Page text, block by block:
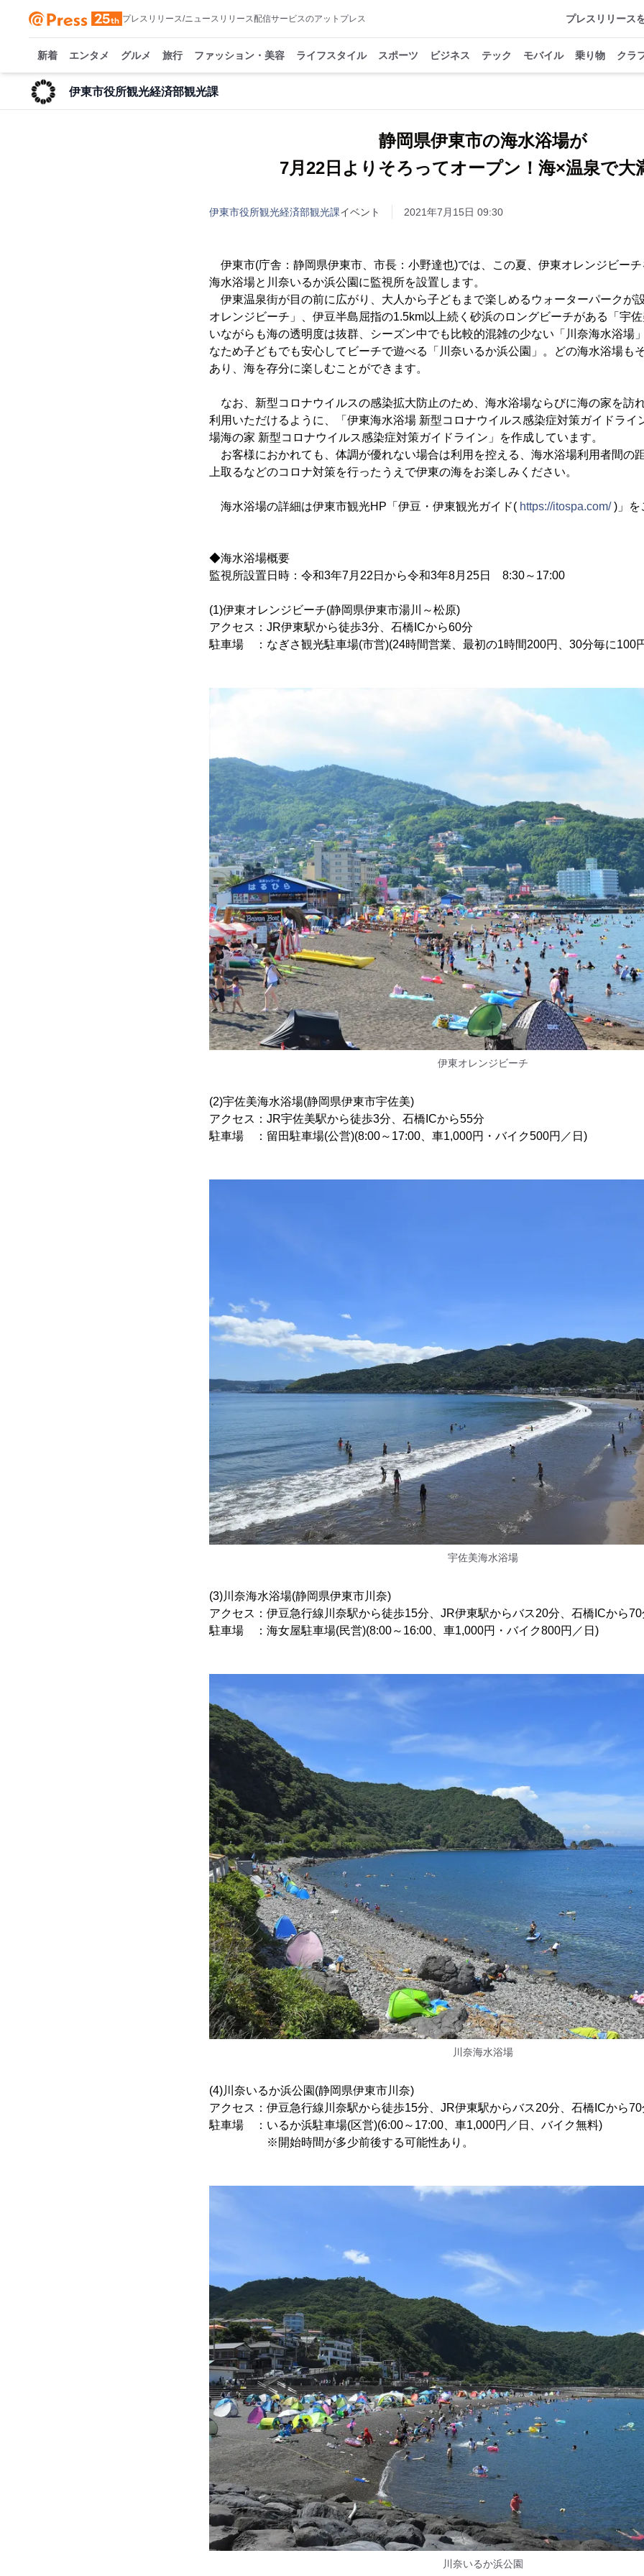
プレスリリース/ニュースリリース配信サービスのアットプレス プレスリリース
新着 エンタメ グルメ 旅行 ファッション・美容 ライフスタイル スポーツ ビジネス テック モバイル 乗り物 クラ
伊東市役所観光経済部観光課
静岡県伊東市の海水浴場が
7月22日よりそろってオープン！海×温泉で大
伊東市役所観光経済部観光課イベント 2021年7月15日 09:30
伊東市(庁舎：静岡県伊東市、市長：小野達也)では、この夏、伊東オレンジビー
海水浴場と川奈いるか浜公園に監視所を設置します。
伊東温泉街が目の前に広がり、大人から子どもまで楽しめるウォーターパークが
オレンジビーチ」、伊豆半島屈指の1.5km以上続く砂浜のロングビーチがある「宇
いながらも海の透明度は抜群、シーズン中でも比較的混雑の少ない「川奈海水浴場
なため子どもでも安心してビーチで遊べる「川奈いるか浜公園」。どの海水浴場も
あり、海を存分に楽しむことができます。
なお、新型コロナウイルスの感染拡大防止のため、海水浴場ならびに海の家を訪
利用いただけるように、「伊東海水浴場 新型コロナウイルス感染症対策ガイドライ
場海の家 新型コロナウイルス感染症対策ガイドライン」を作成しています。
お客様におかれても、体調が優れない場合は利用を控える、海水浴場利用者間の
上取るなどのコロナ対策を行ったうえで伊東の海をお楽しみください。
海水浴場の詳細は伊東市観光HP「伊豆・伊東観光ガイド( https://itospa.com/)」を
◆海水浴場概要
監視所設置日時：令和3年7月22日から令和3年8月25日 8:30～17:00
(1)伊東オレンジビーチ(静岡県伊東市湯川～松原)
アクセス：JR伊東駅から徒歩3分、石橋ICから60分
駐車場 ：なぎさ観光駐車場(市営)(24時間営業、最初の1時間200円、30分毎に100
伊東オレンジビーチ
(2)宇佐美海水浴場(静岡県伊東市宇佐美)
アクセス：JR宇佐美駅から徒歩3分、石橋ICから55分
駐車場 ：留田駐車場(公営)(8:00～17:00、車1,000円・バイク500円／日)
宇佐美海水浴場
(3)川奈海水浴場(静岡県伊東市川奈)
アクセス：伊豆急行線川奈駅から徒歩15分、JR伊東駅からバス20分、石橋ICから70
駐車場 ：海女屋駐車場(民営)(8:00～16:00、車1,000円・バイク800円／日)
川奈海水浴場
(4)川奈いるか浜公園(静岡県伊東市川奈)
アクセス：伊豆急行線川奈駅から徒歩15分、JR伊東駅からバス20分、石橋ICから70
駐車場 ：いるか浜駐車場(区営)(6:00～17:00、車1,000円／日、バイク無料)
※開始時間が多少前後する可能性あり。
川奈いるか浜公園